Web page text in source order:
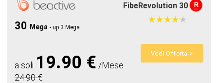
FibeRevolution 30
30 Mega - up 3 Mega
★★★★★
★★★★★
a soli 19.90 € /Mese
24.90 €
Vedi Offerta >